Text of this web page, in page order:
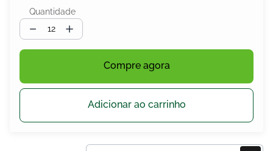
Quantidade
＋
－
Compre agora
Adicionar ao carrinho